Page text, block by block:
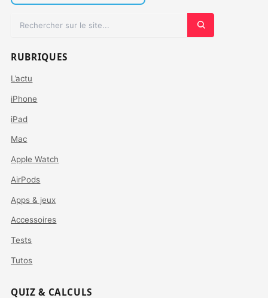
RUBRIQUES
L’actu
iPhone
iPad
Mac
Apple Watch
AirPods
Apps & jeux
Accessoires
Tests
Tutos
QUIZ & CALCULS